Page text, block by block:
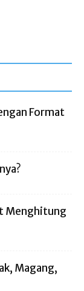
Format
Menghitung
Magang,